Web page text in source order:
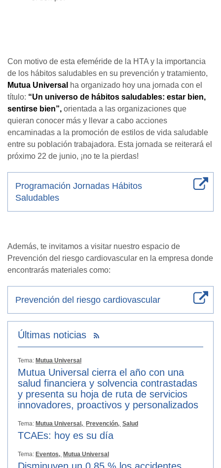
Con motivo de esta efeméride de la HTA y la importancia
de los hábitos saludables en su prevención y tratamiento,
Mutua Universal ha organizado hoy una jornada con el
título: “Un universo de hábitos saludables: estar bien,
sentirse bien”, orientada a las organizaciones que
quieran conocer más y llevar a cabo acciones
encaminadas a la promoción de estilos de vida saludable
entre su población trabajadora. Esta jornada se reiterará el
próximo 22 de junio, ¡no te la pierdas!
Programación Jornadas Hábitos
Saludables
Además, te invitamos a visitar nuestro espacio de
Prevención del riesgo cardiovascular en la empresa donde
encontrarás materiales como:
Prevención del riesgo cardiovascular
Últimas noticias
Tema: Mutua Universal
Mutua Universal cierra el año con una
salud financiera y solvencia contrastadas
y presenta su hoja de ruta de servicios
innovadores, proactivos y personalizados
Tema: Mutua Universal, Prevención, Salud
TCAEs: hoy es su día
Tema: Eventos, Mutua Universal